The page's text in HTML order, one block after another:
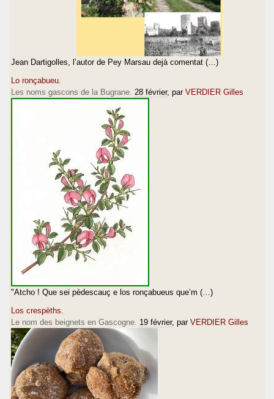
Jean Dartigolles, l’autor de Pey Marsau dejà comentat (…)
Lo ronçabueu.
Les noms gascons de la Bugrane. 28 février, par VERDIER Gilles
"Atcho ! Que sei pèdescauç e los ronçabueus que’m (…)
Los crespèths.
Le nom des beignets en Gascogne. 19 février, par VERDIER Gilles